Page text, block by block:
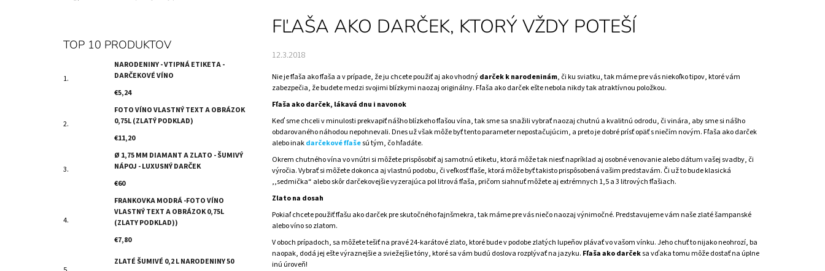
TOP 10 PRODUKTOV
NARODENINY - VTIPNÁ ETIKETA -
DARČEKOVÉ VÍNO
€5,24
FOTO VÍNO VLASTNÝ TEXT A OBRÁZOK
0,75L (ZLATÝ PODKLAD)
€11,20
Ø 1,75 MM DIAMANT A ZLATO - ŠUMIVÝ
NÁPOJ - LUXUSNÝ DARČEK
€60
FRANKOVKA MODRÁ -FOTO VÍNO
VLASTNÝ TEXT A OBRÁZOK 0,75L
(ZLATY PODKLAD))
€7,80
ZLATÉ ŠUMIVÉ 0,2 L NARODENINY 50
FĽAŠA AKO DARČEK, KTORÝ VŽDY POTEŠÍ
12.3.2018
Nie je fľaša ako fľaša a v prípade, že ju chcete použiť aj ako vhodnýdarček k narodeninám, či ku sviatku, tak máme pre vás niekoľko tipov, ktoré vám
zabezpečia, že budete medzi svojimi blízkymi naozaj originálny. Fľaša ako darček ešte nebola nikdy tak atraktívnou položkou.
Fľaša ako darček, lákavá dnu i navonok
Keď sme chceli v minulosti prekvapiť nášho blízkeho fľašou vína, tak sme sa snažili vybrať naozaj chutnú a kvalitnú odrodu, či vinára, aby sme si nášho
obdarovaného náhodou nepohnevali. Dnes už však môže byť tento parameter nepostačujúcim, a preto je dobré prísť opäť s niečím novým. Fľaša ako darček
alebo inakdarčekové fľašesú tým, čo hľadáte.
Okrem chutného vína vo vnútri si môžete prispôsobiť aj samotnú etiketu, ktorá môže tak niesť napríklad aj osobné venovanie alebo dátum vašej svadby, či
výročia. Vybrať si môžete dokonca aj vlastnú podobu, či veľkosť fľaše, ktorá môže byť takisto prispôsobená vašim predstavám. Či už to bude klasická
,,sedmička“ alebo skôr darčekovejšie vyzerajúca pol litrová fľaša, pričom siahnuť môžete aj extrémnych 1,5 a 3 litrových fľašiach.
Zlato na dosah
Pokiaľ chcete použiť fľašu ako darček pre skutočného fajnšmekra, tak máme pre vás niečo naozaj výnimočné. Predstavujeme vám naše zlaté šampanské
alebo víno so zlatom.
V oboch prípadoch, sa môžete tešiť na pravé 24-karátové zlato, ktoré bude v podobe zlatých lupeňov plávať vo vašom vínku. Jeho chuť to nijako neohrozí, ba
naopak, dodá jej ešte výraznejšie a sviežejšie tóny, ktoré sa vám budú doslova rozplývať na jazyku. Fľaša ako darčeksa vďaka tomu môže dostať na úplne
inú úroveň!
€11,20
€60